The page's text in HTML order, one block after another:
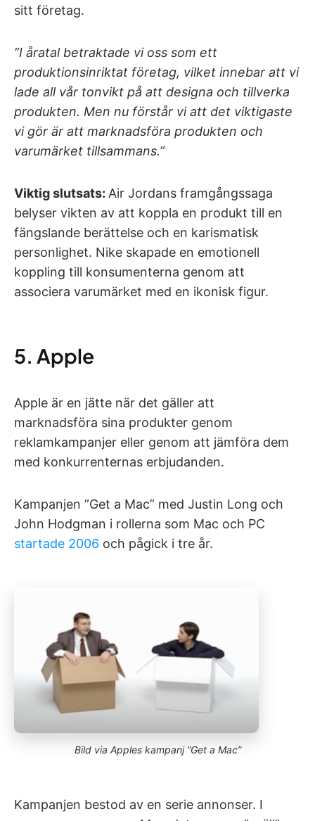
sitt företag.
”I åratal betraktade vi oss som ett
produktionsinriktat företag, vilket innebar att vi
lade all vår tonvikt på att designa och tillverka
produkten. Men nu förstår vi att det viktigaste
vi gör är att marknadsföra produkten och
varumärket tillsammans.”
Viktig slutsats: Air Jordans framgångssaga
belyser vikten av att koppla en produkt till en
fängslande berättelse och en karismatisk
personlighet. Nike skapade en emotionell
koppling till konsumenterna genom att
associera varumärket med en ikonisk figur.
5. Apple
Apple är en jätte när det gäller att
marknadsföra sina produkter genom
reklamkampanjer eller genom att jämföra dem
med konkurrenternas erbjudanden.
Kampanjen ”Get a Mac” med Justin Long och
John Hodgman i rollerna som Mac och PC
startade 2006 och pågick i tre år.
Bild via Apples kampanj ”Get a Mac”
Kampanjen bestod av en serie annonser. I